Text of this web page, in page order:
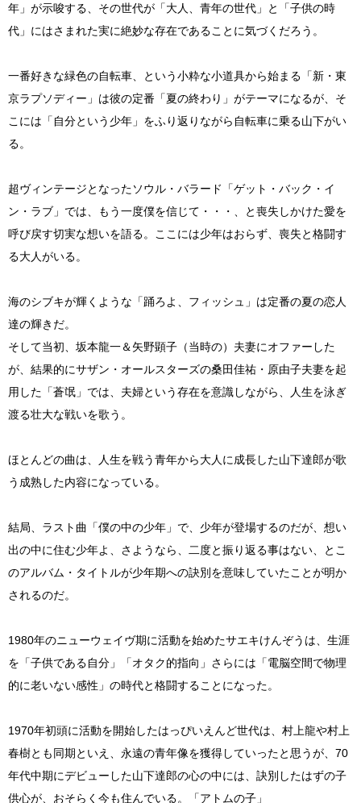
年」が示唆する、その世代が「大人、青年の世代」と「子供の時
代」にはさまれた実に絶妙な存在であることに気づくだろう。
一番好きな緑色の自転車、という小粋な小道具から始まる「新・東
京ラプソディー」は彼の定番「夏の終わり」がテーマになるが、そ
こには「自分という少年」をふり返りながら自転車に乗る山下がい
る。
超ヴィンテージとなったソウル・バラード「ゲット・バック・イ
ン・ラブ」では、もう一度僕を信じて・・・、と喪失しかけた愛を
呼び戻す切実な想いを語る。ここには少年はおらず、喪失と格闘す
る大人がいる。
海のシブキが輝くような「踊ろよ、フィッシュ」は定番の夏の恋人
達の輝きだ。
そして当初、坂本龍一＆矢野顕子（当時の）夫妻にオファーした
が、結果的にサザン・オールスターズの桑田佳祐・原由子夫妻を起
用した「蒼氓」では、夫婦という存在を意識しながら、人生を泳ぎ
渡る壮大な戦いを歌う。
ほとんどの曲は、人生を戦う青年から大人に成長した山下達郎が歌
う成熟した内容になっている。
結局、ラスト曲「僕の中の少年」で、少年が登場するのだが、想い
出の中に住む少年よ、さようなら、二度と振り返る事はない、とこ
のアルバム・タイトルが少年期への訣別を意味していたことが明か
されるのだ。
1980年のニューウェイヴ期に活動を始めたサエキけんぞうは、生涯
を「子供である自分」「オタク的指向」さらには「電脳空間で物理
的に老いない感性」の時代と格闘することになった。
1970年初頭に活動を開始したはっぴいえんど世代は、村上龍や村上
春樹とも同期といえ、永遠の青年像を獲得していったと思うが、70
年代中期にデビューした山下達郎の心の中には、訣別したはずの子
供心が、おそらく今も住んでいる。「アトムの子」